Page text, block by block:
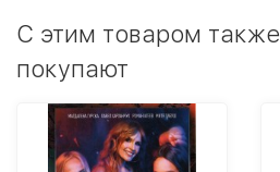
C этим товаром также
покупают